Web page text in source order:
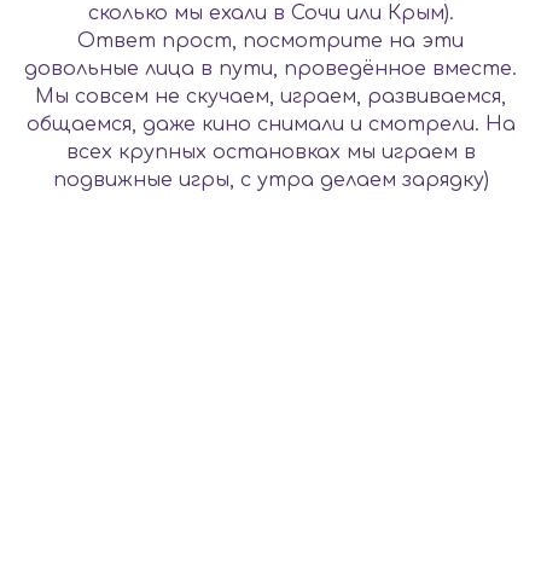
сколько мы ехали в Сочи или Крым).
Ответ прост, посмотрите на эти
довольные лица в пути, проведённое вместе.
Мы совсем не скучаем, играем, развиваемся,
общаемся, даже кино снимали и смотрели. На
всех крупных остановках мы играем в
подвижные игры, с утра делаем зарядку)